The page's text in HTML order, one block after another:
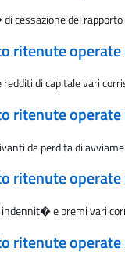
del
ritenute operate
di capitale vari
ritenute operate
da perdita di
ritenute operate
e premi vari
ritenute operate